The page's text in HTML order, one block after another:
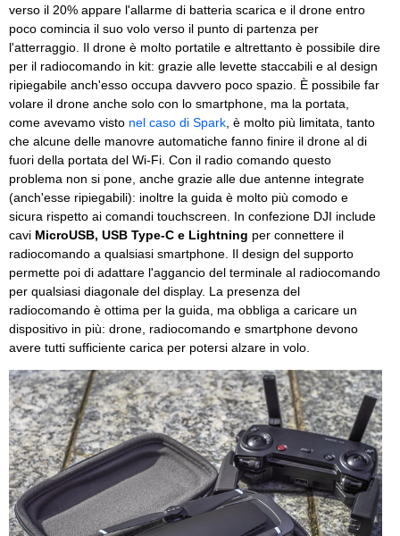
verso il 20% appare l'allarme di batteria scarica e il drone entro
poco comincia il suo volo verso il punto di partenza per
l'atterraggio. Il drone è molto portatile e altrettanto è possibile dire
per il radiocomando in kit: grazie alle levette staccabili e al design
ripiegabile anch'esso occupa davvero poco spazio. È possibile far
volare il drone anche solo con lo smartphone, ma la portata,
come avevamo visto nel caso di Spark, è molto più limitata, tanto
che alcune delle manovre automatiche fanno finire il drone al di
fuori della portata del Wi-Fi. Con il radio comando questo
problema non si pone, anche grazie alle due antenne integrate
(anch'esse ripiegabili): inoltre la guida è molto più comodo e
sicura rispetto ai comandi touchscreen. In confezione DJI include
cavi MicroUSB, USB Type-C e Lightning per connettere il
radiocomando a qualsiasi smartphone. Il design del supporto
permette poi di adattare l'aggancio del terminale al radiocomando
per qualsiasi diagonale del display. La presenza del
radiocomando è ottima per la guida, ma obbliga a caricare un
dispositivo in più: drone, radiocomando e smartphone devono
avere tutti sufficiente carica per potersi alzare in volo.